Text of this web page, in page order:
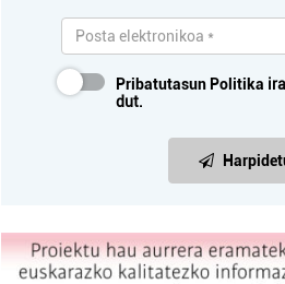
Pribatutasun Politika
dut.